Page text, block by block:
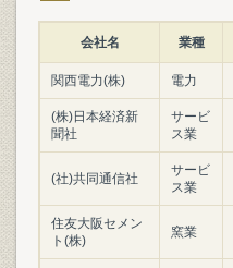
会社名 業種
関西電力(株) 電力
(株)日本経済新
聞社
サービ
ス業
(社)共同通信社
サービ
ス業
住友大阪セメン
ト(株)
窯業